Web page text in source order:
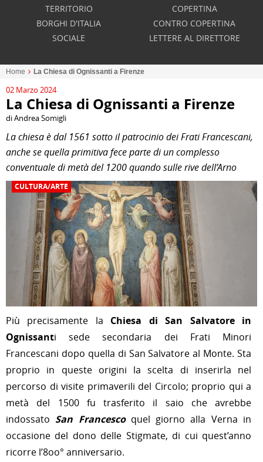
TERRITORIO
BORGHI D'ITALIA
SOCIALE
COPERTINA
CONTRO COPERTINA
LETTERE AL DIRETTORE
Home La Chiesa di Ognissanti a Firenze
02 Marzo 2024
La Chiesa di Ognissanti a Firenze
di Andrea Somigli
La chiesa è dal 1561 sotto il patrocinio dei Frati Francescani,
anche se quella primitiva fece parte di un complesso
conventuale di metà del 1200 quando sulle rive dell’Arno
CULTURA/ARTE
Più precisamente la Chiesa di San Salvatore in
Ognissanti sede secondaria dei Frati Minori
Francescani dopo quella di San Salvatore al Monte. Sta
proprio in queste origini la scelta di inserirla nel
percorso di visite primaverili del Circolo; proprio qui a
metà del 1500 fu trasferito il saio che avrebbe
indossato San Francesco quel giorno alla Verna in
occasione del dono delle Stigmate, di cui quest’anno
ricorre l’8oo° anniversario.